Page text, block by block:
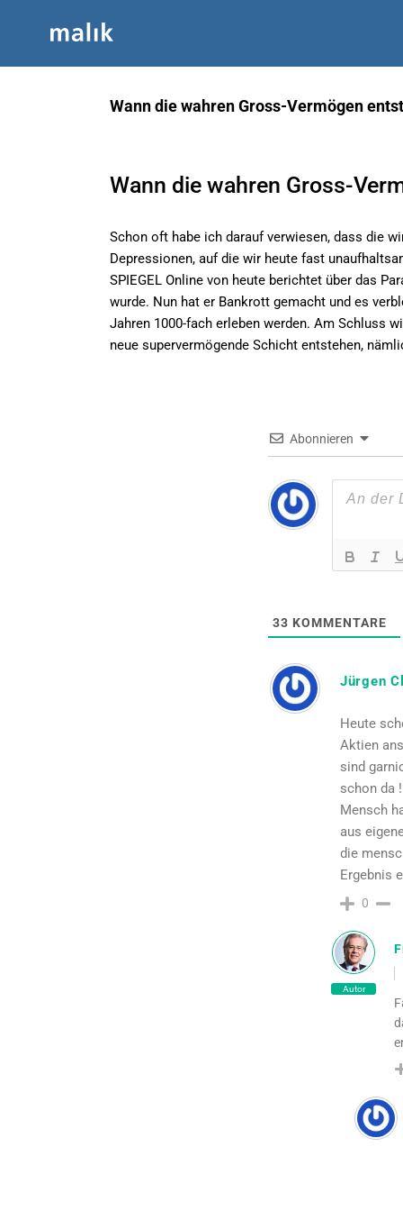
Wann die wahren Gross-Vermögen
Wann die wahren Gross-
Schon oft habe ich darauf verwiesen, dass die
Depressionen, auf die wir heute fast
SPIEGEL Online von heute berichtet über das
wurde. Nun hat er Bankrott gemacht und es
Jahren 1000-fach erleben werden. Am Schluss
neue supervermögende Schicht entstehen,
Abonnieren
33 KOMMENTARE
Jürgen
Heute
Aktien
sind
schon da
Mensch
aus
die
Ergebnis
0
Autor